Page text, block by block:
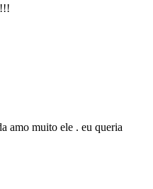
amo muito ele . eu queria